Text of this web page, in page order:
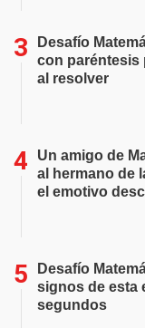
Desafío
con paréntesis
al resolver
Un amigo de
al hermano de
el emotivo
Desafío
signos de esta
segundos